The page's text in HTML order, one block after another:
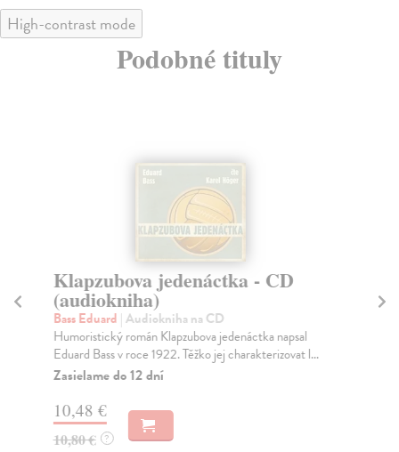
High-contrast mode
Podobné tituly
Klapzubova jedenáctka - CD
(audiokniha)
Bass Eduard | Audiokniha na CD
Humoristický román Klapzubova jedenáctka napsal
Eduard Bass v roce 1922. Těžko jej charakterizovat l...
Zasielame do 12 dní
10,48 €
10,80 € ?